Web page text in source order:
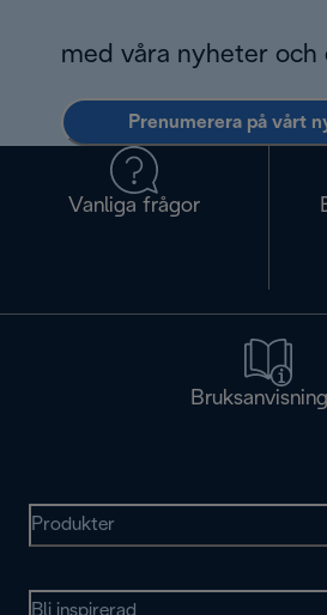
med våra nyheter och
Prenumerera på vårt
Vanliga frågor
Produkter
Bli inspirerad